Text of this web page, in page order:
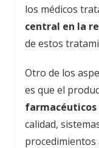
los médicos
central en la
de estos
Otro de los
es que el
farmacéuticos
calidad,
procedimientos